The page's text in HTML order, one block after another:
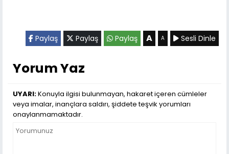
Paylaş Paylaş Paylaş A A Sesli Dinle
Yorum Yaz
UYARI:Konuyla ilgisi bulunmayan, hakaret içeren cümleler
veya imalar, inançlara saldırı, şiddete teşvik yorumları
onaylanmamaktadır.